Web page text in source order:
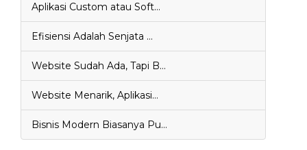
Aplikasi Custom atau Soft…
Efisiensi Adalah Senjata …
Website Sudah Ada, Tapi B…
Website Menarik, Aplikasi…
Bisnis Modern Biasanya Pu…